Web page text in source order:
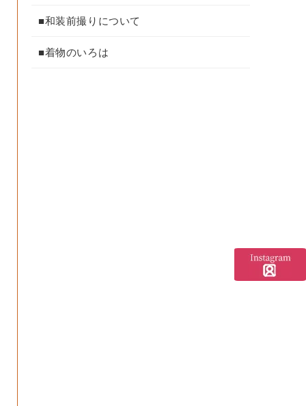
■和装前撮りについて
■着物のいろは